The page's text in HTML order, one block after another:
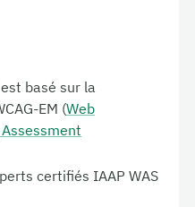
basé sur la
EM (Web
certifiés IAAP WAS